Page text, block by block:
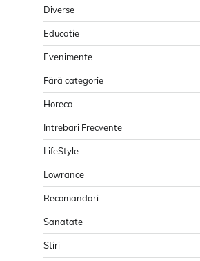
Diverse
Educatie
Evenimente
Fără categorie
Horeca
Intrebari Frecvente
LifeStyle
Lowrance
Recomandari
Sanatate
Stiri